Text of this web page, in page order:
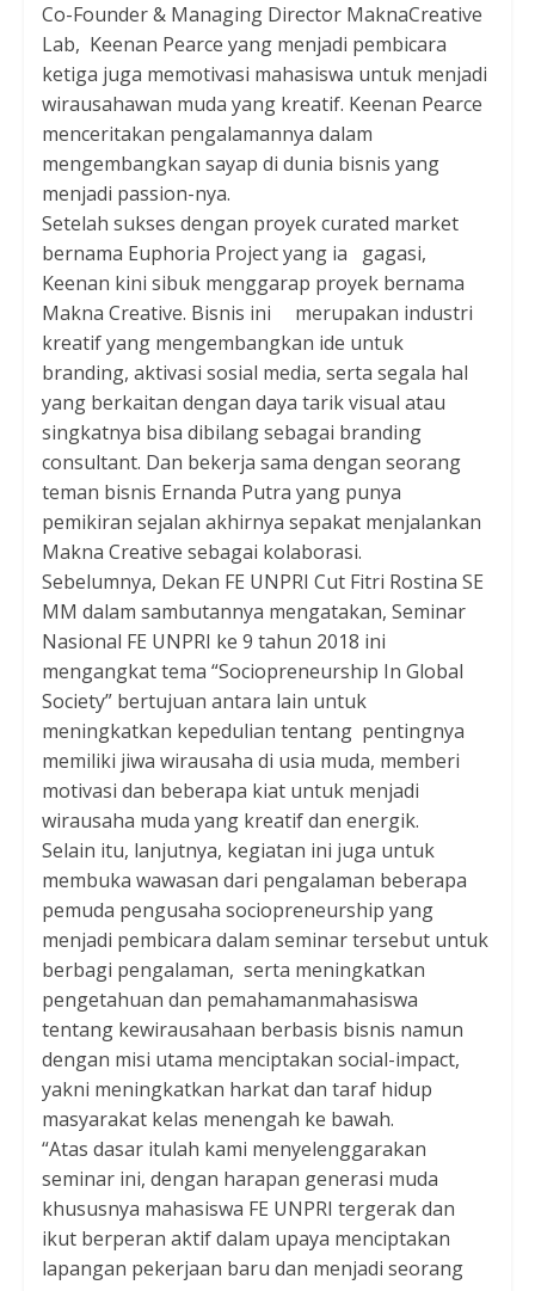
Co-Founder & Managing Director MaknaCreative
Lab, Keenan Pearce yang menjadi pembicara
ketiga juga memotivasi mahasiswa untuk menjadi
wirausahawan muda yang kreatif. Keenan Pearce
menceritakan pengalamannya dalam
mengembangkan sayap di dunia bisnis yang
menjadi passion-nya.
Setelah sukses dengan proyek curated market
bernama Euphoria Project yang ia gagasi,
Keenan kini sibuk menggarap proyek bernama
Makna Creative. Bisnis ini merupakan industri
kreatif yang mengembangkan ide untuk
branding, aktivasi sosial media, serta segala hal
yang berkaitan dengan daya tarik visual atau
singkatnya bisa dibilang sebagai branding
consultant. Dan bekerja sama dengan seorang
teman bisnis Ernanda Putra yang punya
pemikiran sejalan akhirnya sepakat menjalankan
Makna Creative sebagai kolaborasi.
Sebelumnya, Dekan FE UNPRI Cut Fitri Rostina SE
MM dalam sambutannya mengatakan, Seminar
Nasional FE UNPRI ke 9 tahun 2018 ini
mengangkat tema “Sociopreneurship In Global
Society” bertujuan antara lain untuk
meningkatkan kepedulian tentang pentingnya
memiliki jiwa wirausaha di usia muda, memberi
motivasi dan beberapa kiat untuk menjadi
wirausaha muda yang kreatif dan energik.
Selain itu, lanjutnya, kegiatan ini juga untuk
membuka wawasan dari pengalaman beberapa
pemuda pengusaha sociopreneurship yang
menjadi pembicara dalam seminar tersebut untuk
berbagi pengalaman, serta meningkatkan
pengetahuan dan pemahamanmahasiswa
tentang kewirausahaan berbasis bisnis namun
dengan misi utama menciptakan social-impact,
yakni meningkatkan harkat dan taraf hidup
masyarakat kelas menengah ke bawah.
“Atas dasar itulah kami menyelenggarakan
seminar ini, dengan harapan generasi muda
khususnya mahasiswa FE UNPRI tergerak dan
ikut berperan aktif dalam upaya menciptakan
lapangan pekerjaan baru dan menjadi seorang